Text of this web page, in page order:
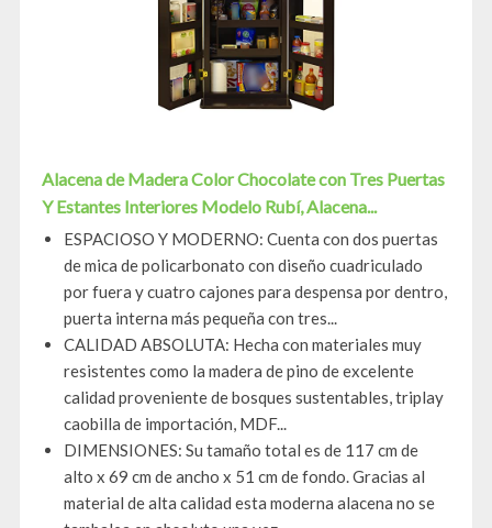
Alacena de Madera Color Chocolate con Tres Puertas
Y Estantes Interiores Modelo Rubí, Alacena...
ESPACIOSO Y MODERNO: Cuenta con dos puertas
de mica de policarbonato con diseño cuadriculado
por fuera y cuatro cajones para despensa por dentro,
puerta interna más pequeña con tres...
CALIDAD ABSOLUTA: Hecha con materiales muy
resistentes como la madera de pino de excelente
calidad proveniente de bosques sustentables, triplay
caobilla de importación, MDF...
DIMENSIONES: Su tamaño total es de 117 cm de
alto x 69 cm de ancho x 51 cm de fondo. Gracias al
material de alta calidad esta moderna alacena no se